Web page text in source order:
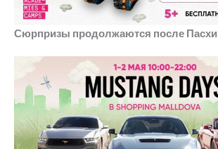
Сюрпризы продолжаются после Пасхи